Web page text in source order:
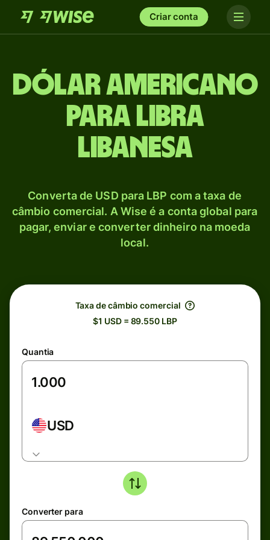
Criar conta
Dólar americano
para Libra
libanesa
Converta de USD para LBP com a taxa de
câmbio comercial. A Wise é a conta global para
pagar, enviar e converter dinheiro na moeda
local.
Taxa de câmbio comercial
$1 USD = 89.550 LBP
Quantia
USD
Converter para